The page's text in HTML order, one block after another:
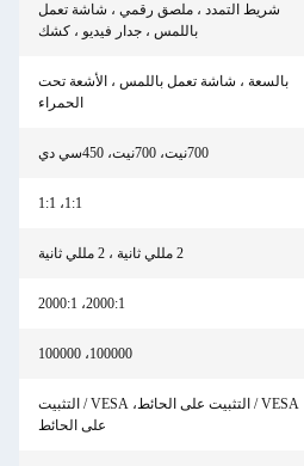
شريط التمدد ، ملصق رقمي ، شاشة تعمل
باللمس ، جدار فيديو ، كشك
بالسعة ، شاشة تعمل باللمس ، الأشعة تحت
الحمراء
700نيت، 700نيت، 450سي دي
1:1، 1:1
2 مللي ثانية ، 2 مللي ثانية
2000:1، 2000:1
100000، 100000
VESA / التثبيت على الحائط، VESA / التثبيت
على الحائط